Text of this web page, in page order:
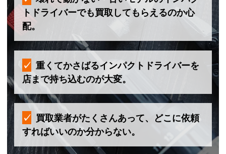
トドライバーでも買取してもらえるのか心
配。
重くてかさばるインパクトドライバーを
店まで持ち込むのが大変。
買取業者がたくさんあって、どこに依頼
すればいいのか分からない。